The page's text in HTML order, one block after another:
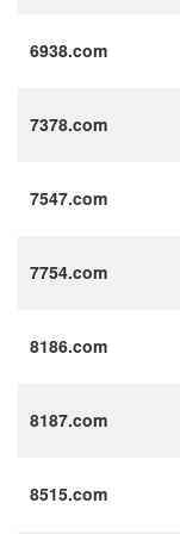
6938.com
7378.com
7547.com
7754.com
8186.com
8187.com
8515.com